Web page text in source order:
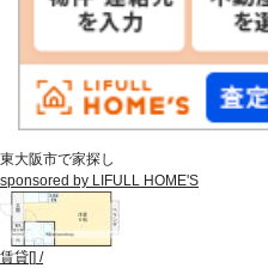
東大阪市で家探し
sponsored by LIFULL HOME'S
賃貸[] /